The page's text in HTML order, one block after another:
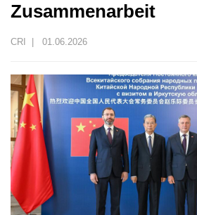
Zusammenarbeit
CRI | 01.06.2026